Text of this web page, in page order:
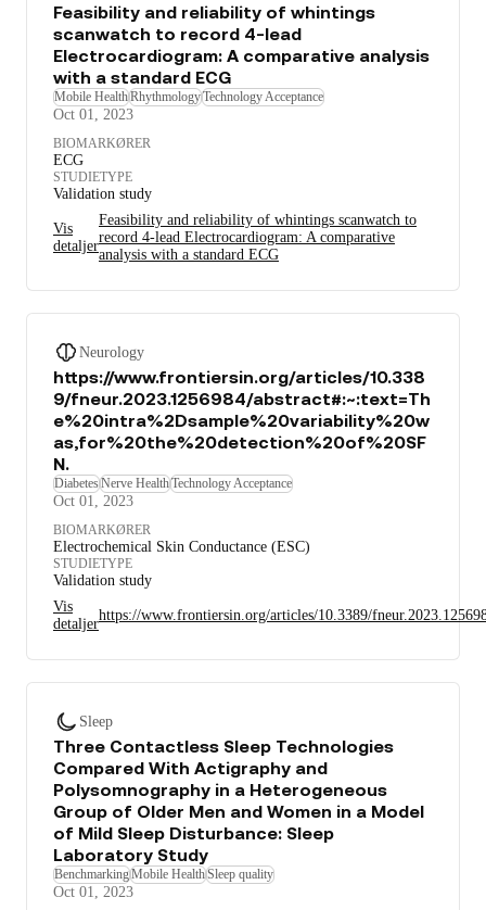
Feasibility and reliability of whintings
scanwatch to record 4-lead
Electrocardiogram: A comparative analysis
with a standard ECG
Mobile HealthRhythmologyTechnology Acceptance
Oct 01, 2023
BIOMARKØRER
ECG
STUDIETYPE
Validation study
Vis
detaljer
Feasibility and reliability of whintings scanwatch to
record 4-lead Electrocardiogram: A comparative
analysis with a standard ECG
Neurology
https://www.frontiersin.org/articles/10.338
9/fneur.2023.1256984/abstract#:~:text=Th
e%20intra%2Dsample%20variability%20w
as,for%20the%20detection%20of%20SF
N.
DiabetesNerve HealthTechnology Acceptance
Oct 01, 2023
BIOMARKØRER
Electrochemical Skin Conductance (ESC)
STUDIETYPE
Validation study
Vis
detaljer
https://www.frontiersin.org/articles/10.3389/
Sleep
Three Contactless Sleep Technologies
Compared With Actigraphy and
Polysomnography in a Heterogeneous
Group of Older Men and Women in a Model
of Mild Sleep Disturbance: Sleep
Laboratory Study
BenchmarkingMobile HealthSleep quality
Oct 01, 2023